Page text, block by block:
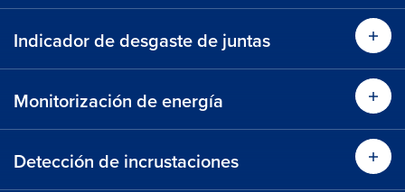
Indicador de desgaste de juntas
Monitorización de energía
Detección de incrustaciones